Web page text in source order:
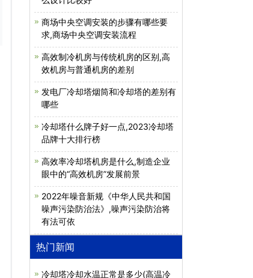
商场中央空调安装的步骤有哪些要
求,商场中央空调安装流程
高效制冷机房与传统机房的区别,高
效机房与普通机房的差别
发电厂冷却塔烟筒和冷却塔的差别有
哪些
冷却塔什么牌子好一点,2023冷却塔
品牌十大排行榜
高效率冷却塔机房是什么,制造企业
眼中的“高效机房”发展前景
2022年噪音新规《中华人民共和国
噪声污染防治法》,噪声污染防治将
有法可依
热门新闻
冷却塔冷却水温正常是多少(高温冷